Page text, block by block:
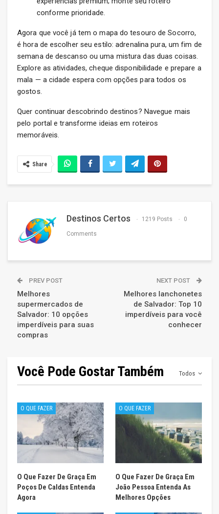
conforme prioridade.
Agora que você já tem o mapa do tesouro de Socorro,
é hora de escolher seu estilo: adrenalina pura, um fim de
semana de descanso ou uma mistura das duas coisas.
Explore as atividades, cheque disponibilidade e prepare a
mala — a cidade espera com opções para todos os
gostos.
Quer continuar descobrindo destinos? Navegue mais
pelo portal e transforme ideias em roteiros
memoráveis.
Share
Destinos Certos 1219 Posts 0
Comments
PREV POST
Melhores
supermercados de
Salvador: 10 opções
imperdíveis para suas
compras
NEXT POST
Melhores lanchonetes
de Salvador: Top 10
imperdíveis para você
conhecer
Todos
Você Pode Gostar Também
O QUE FAZER
O Que Fazer De Graça Em
Poços De Caldas Entenda
Agora
O QUE FAZER
O Que Fazer De Graça Em
João Pessoa Entenda As
Melhores Opções